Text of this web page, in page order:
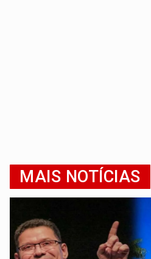
MAIS NOTÍCIAS